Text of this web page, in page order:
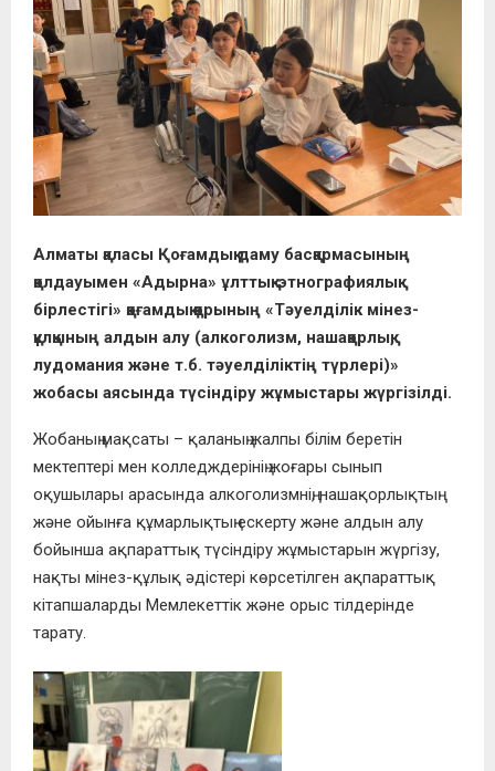
Алматы қаласы Қоғамдық даму басқармасының
қолдауымен «Адырна» ұлттық-этнографиялық
бірлестігі» қоғамдық қорының «Тәуелділік мінез-
құлқының алдын алу (алкоголизм, нашақорлық,
лудомания және т.б. тәуелділіктің түрлері)»
жобасы аясында түсіндіру жұмыстары жүргізілді.
Жобаның мақсаты – қаланың жалпы білім беретін
мектептері мен колледждерінің жоғары сынып
оқушылары арасында алкоголизмнің, нашақорлықтың
және ойынға құмарлықтың ескерту және алдын алу
бойынша ақпараттық түсіндіру жұмыстарын жүргізу,
нақты мінез-құлық әдістері көрсетілген ақпараттық
кітапшаларды Мемлекеттік және орыс тілдерінде
тарату.